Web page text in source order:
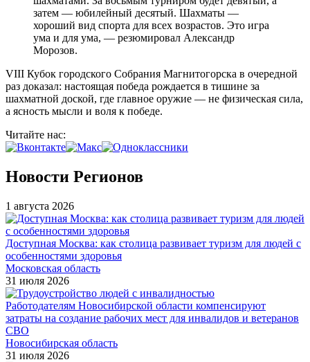
затем — юбилейный десятый. Шахматы —
хороший вид спорта для всех возрастов. Это игра
ума и для ума, — резюмировал Александр
Морозов.
VIII Кубок городского Собрания Магнитогорска в очередной
раз доказал: настоящая победа рождается в тишине за
шахматной доской, где главное оружие — не физическая сила,
а ясность мысли и воля к победе.
Читайте нас:
Новости Регионов
1 августа 2026
Доступная Москва: как столица развивает туризм для людей с
особенностями здоровья
Московская область
31 июля 2026
Работодателям Новосибирской области компенсируют
затраты на создание рабочих мест для инвалидов и ветеранов
СВО
Новосибирская область
31 июля 2026